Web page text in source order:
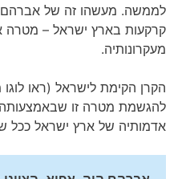
לממשה. מעשהו זה של אברהם
קרקעות בארץ ישראל – מטרה
מעקרונותיה.
הקרן הקימת לישראל (ראו
להגשמת מטרה זו שבאמצעותה
אדמותיה של ארץ ישראל ככל